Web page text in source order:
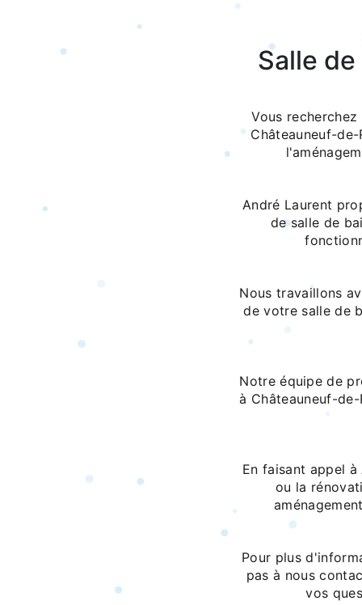
Salle
Vous
Châteauneuf-
André Laurent
de salle de
Nous travaillons
de votre salle de
Notre équipe de
à Châteauneuf-
En faisant appel
ou la
Pour plus
pas à nous
vos